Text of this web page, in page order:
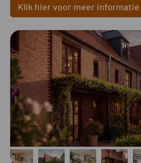
Klik hier voor meer informatie